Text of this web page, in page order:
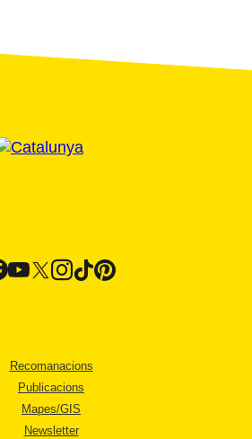
Recomanacions
Publicacions
Mapes/GIS
Newsletter